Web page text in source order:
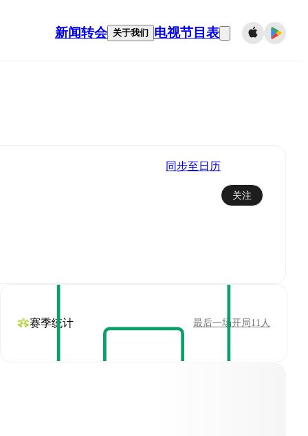
新闻转会 关于我们 电视节目表
同步至日历
关注
赛季统计 最后一场开局11人